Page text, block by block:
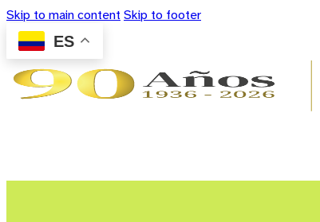
Skip to main content Skip to footer
ES